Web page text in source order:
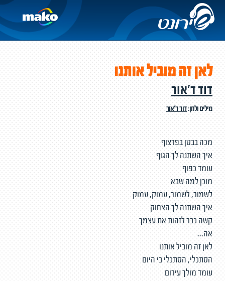
לאן זה מוביל אותנו
דוד ד'אור
מילים ולחן:דוד ד'אור
מכה בבטן בפרצוף
איך השתנה לך הגוף
עומד כפוף
מוכן למה שבא
לשמור, לשמור, עמוק, עמוק
איך השתנה לך הצחוק
קשה כבר לזהות את עצמך
אה...
לאן זה מוביל אותנו
הסתכלי, הסתכלי בי היום
עומד מולך עירום